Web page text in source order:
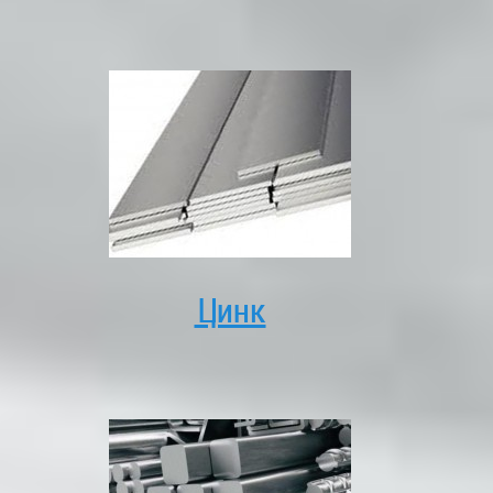
Цинк